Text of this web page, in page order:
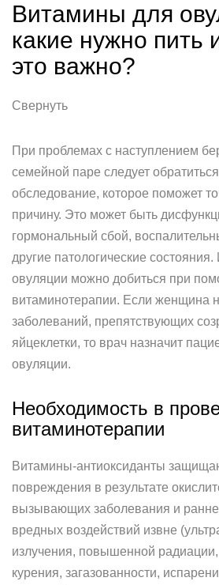
Витамины для
какие нужно пить
это важно?
Свернуть
При проблемах с наступлением
семейной паре следует
обследование, которое поможет
причину. Это может быть
гормональный сбой,
другие патологические
овуляции можно добиться при
витаминотерапии. Если женщина
заболеваний, препятствующих
яйцеклетки, то врач назначит
овуляции.
Необходимость в
витаминотерапии
Витамины-антиоксиданты
повреждения в результате
вызывающих заболевания и
вредных воздействий извне
излучения, повышенной радиации,
курения, загазованности,